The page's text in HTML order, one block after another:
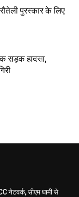
पुरस्कार के लिए
सड़क हादसा,
नेटवर्क, सीएम धामी से